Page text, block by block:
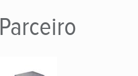
Parceiro